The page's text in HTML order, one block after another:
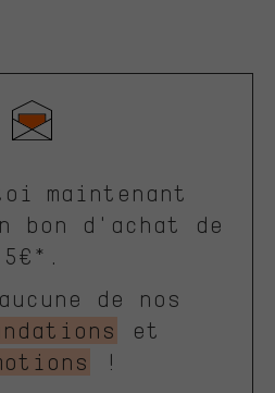
maintenant
bon d'achat de
5€*.
de nos
et
!